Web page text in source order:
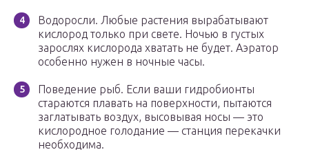
Водоросли. Любые растения вырабатывают
кислород только при свете. Ночью в густых
зарослях кислорода хватать не будет. Аэратор
особенно нужен в ночные часы.
Поведение рыб. Если ваши гидробионты
стараются плавать на поверхности, пытаются
заглатывать воздух, высовывая носы — это
кислородное голодание — станция перекачки
необходима.